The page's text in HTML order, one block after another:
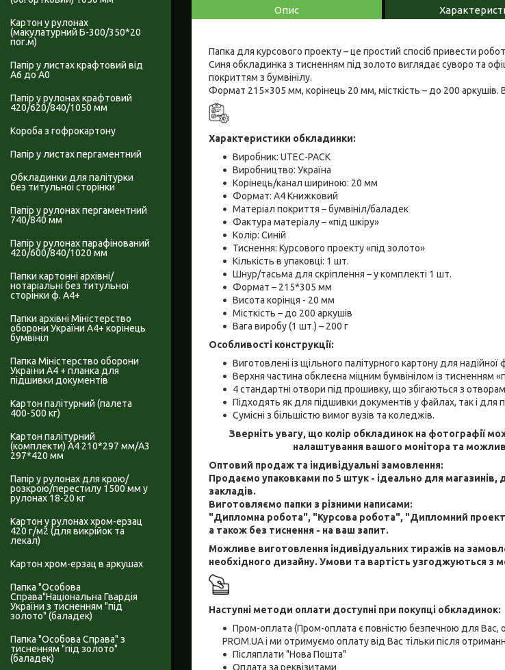
Опис
Папка для курсового проекту – це простий спосіб привести
Синя обкладинка з тисненням під золото виглядає суворо та
покриттям з бумвінілу.
Формат 215×305 мм, корінець 20 мм, місткість – до 200
Характеристики обкладинки:
Виробник: UTEC-PACK
Виробництво: Україна
Корінець/канал шириною: 20 мм
Формат: А4 Книжковий
Матеріал покриття – бумвініл/баладек
Фактура матеріалу – «під шкіру»
Колір: Синій
Тиснення: Курсового проекту «під золото»
Кількість в упаковці: 1 шт.
Шнур/тасьма для скріплення – у комплекті 1 шт.
Формат – 215*305 мм
Висота корінця - 20 мм
Місткість – до 200 аркушів
Вага виробу (1 шт.) – 200 г
Особливості конструкції:
Виготовлені із щільного палітурного картону для надійної
Верхня частина обклеєна міцним бумвінілом із тисненням
4 стандартні отвори під прошивку, що збігаються з
Підходять як для підшивки документів у файлах, так і для
Сумісні з більшістю вимог вузів та коледжів.
Зверніть увагу, що колір обкладинок на фотографії
налаштування вашого монітора та
Оптовий продаж та індивідуальні замовлення:
Продаємо упаковками по 5 штук - ідеально для магазинів,
закладів.
Виготовляємо папки з різними написами:
"Дипломна робота", "Курсова робота", "Дипломний
а також без тиснення - на ваш запит.
Можливе виготовлення індивідуальних тиражів на
необхідного дизайну. Умови та вартість узгоджуються з
Наступні методи оплати доступні при покупці обкладинок:
Пром-оплата (Пром-оплата є повністю безпечною для Вас,
PROM.UA і ми отримуємо оплату від Вас тільки після
Післяплати "Нова Пошта"
Оплата за реквізитами
Картон у рулонах
(макулатурний Б-300/350*20
пог.м)
Папір у листах крафтовий від
А6 до А0
Папір у рулонах крафтовий
420/620/840/1050 мм
Короба з гофрокартону
Папір у листах пергаментний
Обкладинки для палітурки
без титульноі сторінки
Папір у рулонах пергаментний
740/840 мм
Папір у рулонах парафінований
420/600/840/1020 мм
Папки картонні архівні/
нотаріальні без титульної
сторінки ф. А4+
Папки архівні Міністерство
оборони України А4+ корінець
бумвініл
Папка Міністерство оборони
України А4 + планка для
підшивки документів
Картон палітурний (палета
400-500 кг)
Картон палітурний
(комплекти) А4 210*297 мм/А3
297*420 мм
Папір у рулонах для крою/
розкрою/перестилу 1500 мм у
рулонах 18-20 кг
Картон у рулонах хром-ерзац
420 г/м2 (для викрійок та
лекал)
Картон хром-ерзац в аркушах
Папка "Особова
Справа"Національна Гвардія
України з тисненням "під
золото" (баладек)
Папка "Особова Справа" з
тисненням "під золото"
(баладек)